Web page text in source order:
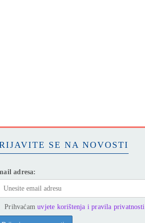
SE NA NOVOSTI
adresa:
Prihvaćamuvjete korištenja i pravila privatnosti